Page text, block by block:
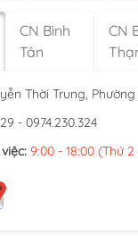
CN Bình
Tân
CN
Thời Trung,
- 0974.230.324
9:00 - 18:00 (Thứ